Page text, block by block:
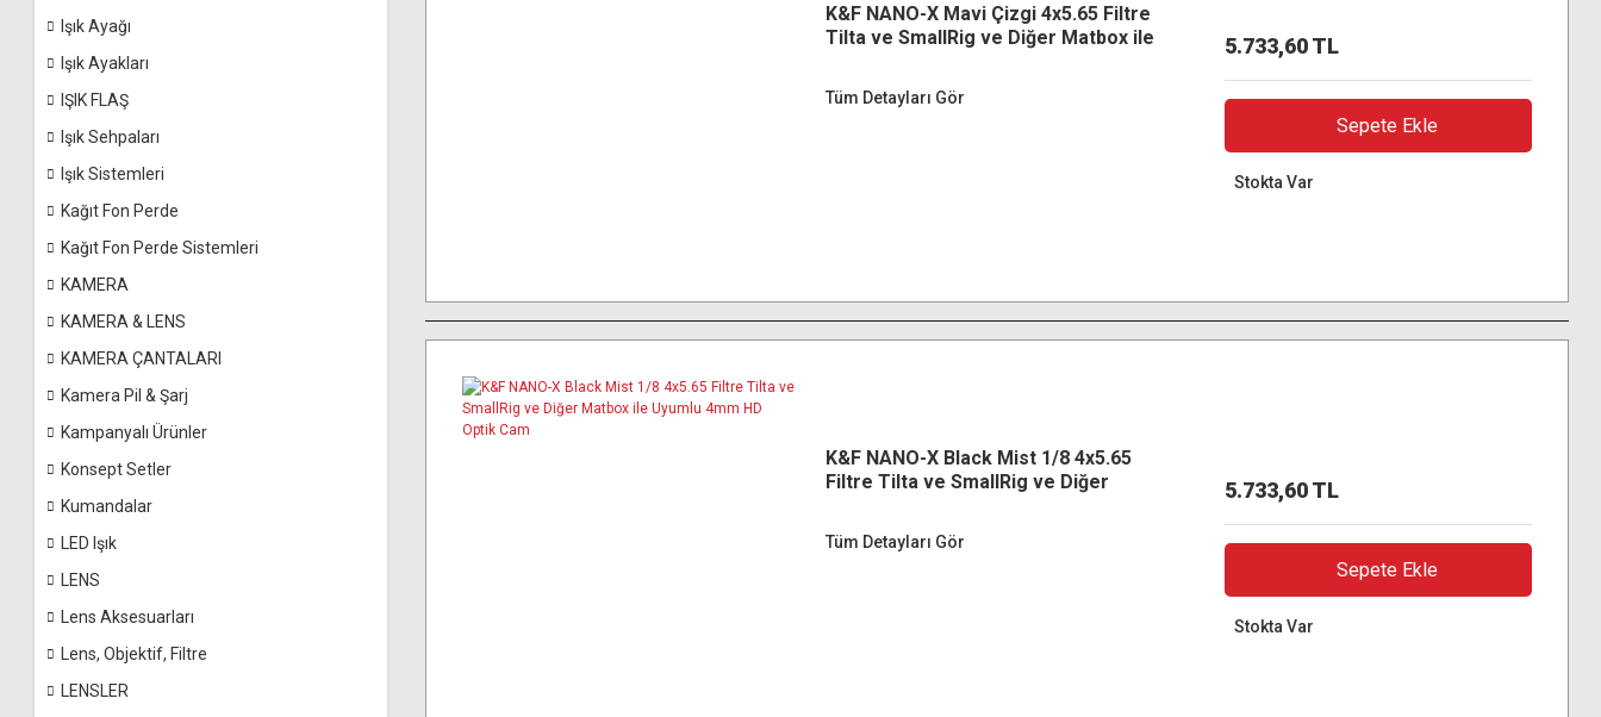
Işık Ayağı
Işık Ayakları
IŞIK FLAŞ
Işık Sehpaları
Işık Sistemleri
Kağıt Fon Perde
Kağıt Fon Perde Sistemleri
KAMERA
KAMERA & LENS
KAMERA ÇANTALARI
Kamera Pil & Şarj
Kampanyalı Ürünler
Konsept Setler
Kumandalar
LED Işık
LENS
Lens Aksesuarları
Lens, Objektif, Filtre
LENSLER
K&F NANO-X Mavi Çizgi 4x5.65 Filtre
Tilta ve SmallRig ve Diğer Matbox ile
Tüm Detayları Gör
5.733,60 TL
Sepete Ekle
Stokta Var
K&F NANO-X Black Mist 1/8 4x5.65
Filtre Tilta ve SmallRig ve Diğer
Cam
Tüm Detayları Gör
5.733,60 TL
Sepete Ekle
Stokta Var